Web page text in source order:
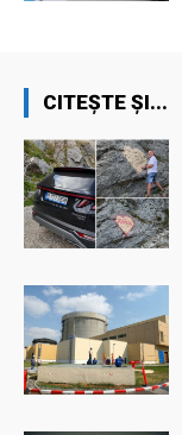
CITEȘTE ȘI...